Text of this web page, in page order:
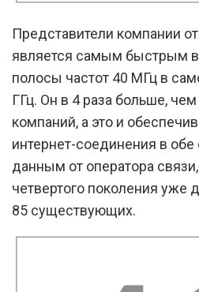
Представители компании
является самым быстрым в
полосы частот 40 МГц в
ГГц. Он в 4 раза больше,
компаний, а это и
интернет-соединения в
данным от оператора
четвертого поколения уже
85 существующих.